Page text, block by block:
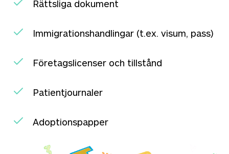
Rättsliga dokument
Immigrationshandlingar (t.ex. visum, pass)
Företagslicenser och tillstånd
Patientjournaler
Adoptionspapper